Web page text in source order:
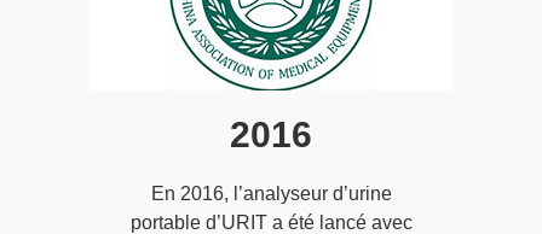
2016
En 2016, l’analyseur d’urine
portable d’URIT a été lancé avec